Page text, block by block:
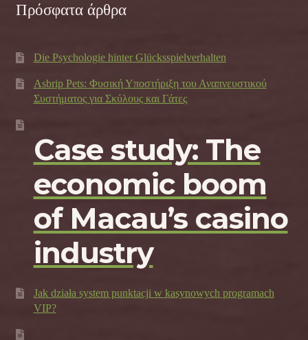
Πρόσφατα άρθρα
Die Psychologie hinter Glücksspielverhalten
Asbrip Pets: Φυσική Υποστήριξη του Αναπνευστικού
Συστήματος για Σκύλους και Γάτες
Case study: The
economic boom
of Macau’s casino
industry
Jak działa system punktacji w kasynowych programach
VIP?